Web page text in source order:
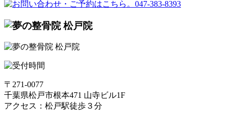
〒271-0077
千葉県松戸市根本471 山寺ビル1F
アクセス：松戸駅徒歩３分